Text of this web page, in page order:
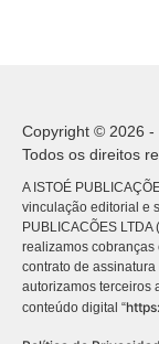
Copyright © 2026 -
Todos os direitos
A ISTOÉ
vinculação editorial e
PUBLICACÕES
realizamos cobranças
contrato de
autorizamos terceiros
conteúdo digital “